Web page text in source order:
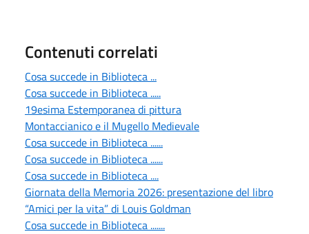
Contenuti correlati
Cosa succede in Biblioteca ...
Cosa succede in Biblioteca .....
19esima Estemporanea di pittura
Montaccianico e il Mugello Medievale
Cosa succede in Biblioteca ......
Cosa succede in Biblioteca ......
Cosa succede in Biblioteca ....
Giornata della Memoria 2026: presentazione del libro
“Amici per la vita” di Louis Goldman
Cosa succede in Biblioteca .......